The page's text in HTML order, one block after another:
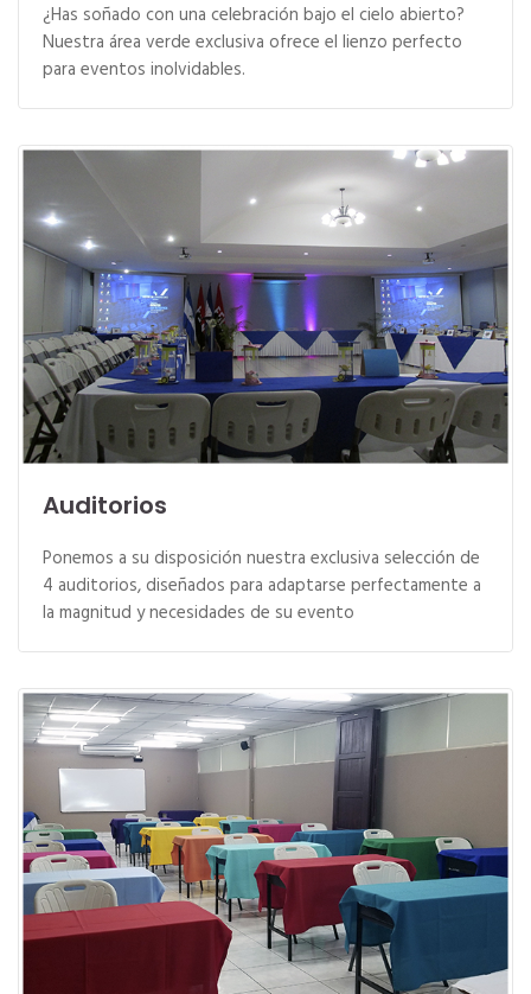
¿Has soñado con una celebración bajo el cielo abierto?
Nuestra área verde exclusiva ofrece el lienzo perfecto
para eventos inolvidables.
Auditorios
Ponemos a su disposición nuestra exclusiva selección de
4 auditorios, diseñados para adaptarse perfectamente a
la magnitud y necesidades de su evento